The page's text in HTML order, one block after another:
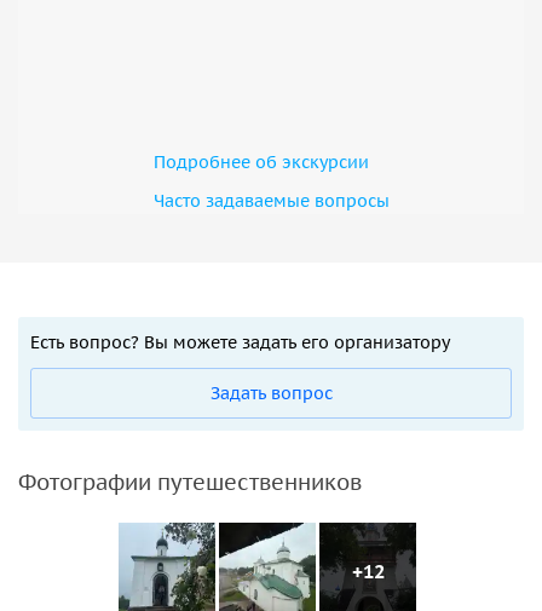
Подробнее об экскурсии
Часто задаваемые вопросы
Есть вопрос? Вы можете задать его организатору
Задать вопрос
Фотографии путешественников
+12